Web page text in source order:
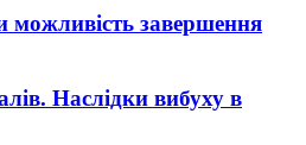
завершення
Наслідки вибуху в